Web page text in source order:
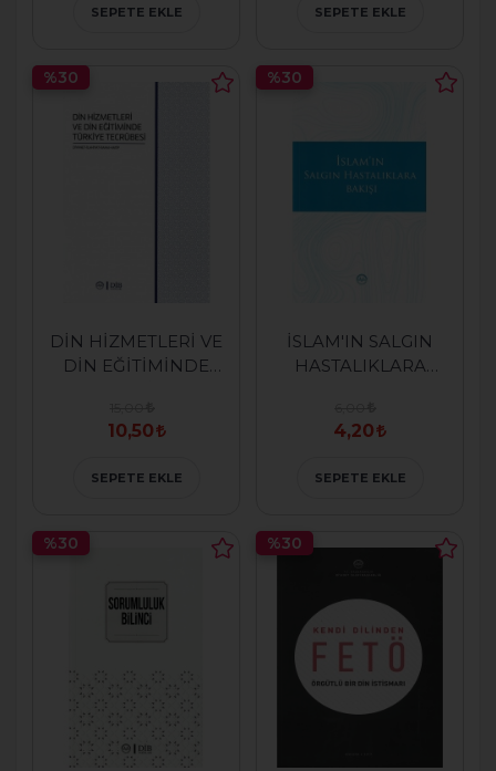
SEPETE EKLE SEPETE EKLE
DİN HİZMETLERİ VE
DİN EĞİTİMİNDE
10,50
%30
SEPETE EKLE
İSLAM'IN SALGIN
HASTALIKLARA
4,20
%30
SEPETE EKLE
%30 %30